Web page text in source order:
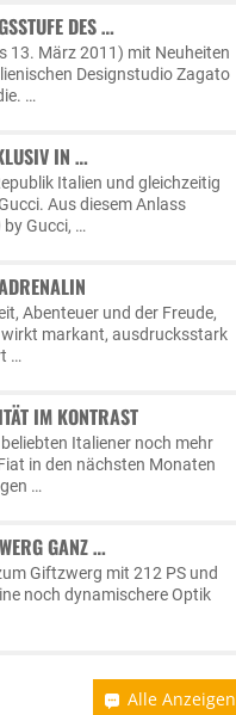
DES …
13. März 2011) mit Neuheiten
Designstudio Zagato
…
IN …
Italien und gleichzeitig
Aus diesem Anlass
Gucci, …
Abenteuer und der Freude,
wirkt markant, ausdrucksstark
…
IM KONTRAST
Italiener noch mehr
in den nächsten Monaten
…
GANZ …
Giftzwerg mit 212 PS und
noch dynamischere Optik
Alle Anzeigen